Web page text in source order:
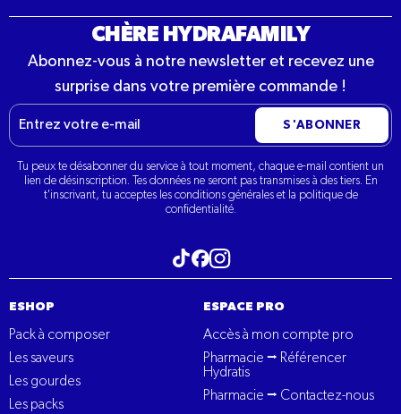
CHÈRE HYDRAFAMILY
Abonnez-vous à notre newsletter et recevez une
surprise dans votre première commande !
E-
mail
S'ABONNER
Tu peux te désabonner du service à tout moment, chaque e-mail contient un
lien de désinscription. Tes données ne seront pas transmises à des tiers. En
t'inscrivant, tu acceptes les conditions générales et la politique de
confidentialité.
Visitez notre tiktok
Visitez notre Facebook
ESHOP
Pack à composer
Les saveurs
Les gourdes
Les packs
ESPACE PRO
Accès à mon compte pro
Pharmacie ⭢ Référencer
Hydratis
Pharmacie ⭢ Contactez-nous